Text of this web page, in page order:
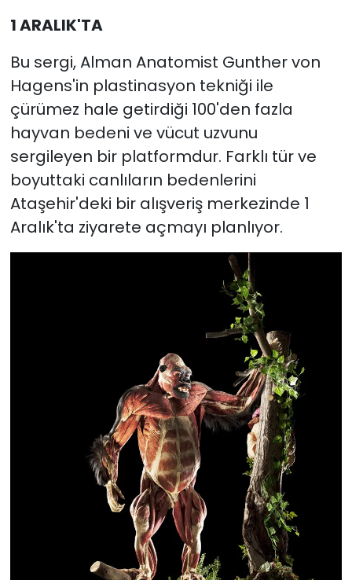
1 ARALIK'TA
Bu sergi, Alman Anatomist Gunther von
Hagens'in plastinasyon tekniği ile
çürümez hale getirdiği 100'den fazla
hayvan bedeni ve vücut uzvunu
sergileyen bir platformdur. Farklı tür ve
boyuttaki canlıların bedenlerini
Ataşehir'deki bir alışveriş merkezinde 1
Aralık'ta ziyarete açmayı planlıyor.